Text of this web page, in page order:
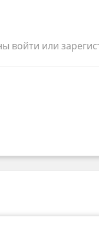
войти или